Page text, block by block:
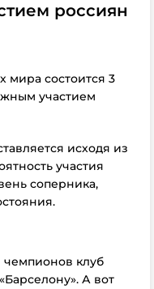
россиян
мира состоится 3
участием
исходя из
участия
соперника,
чемпионов клуб
А вот